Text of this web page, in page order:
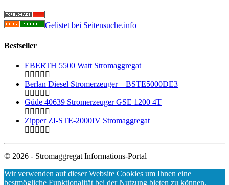
Gelistet bei Seitensuche.info
Bestseller
EBERTH 5500 Watt Stromaggregat
Berlan Diesel Stromerzeuger – BSTE5000DE3
Güde 40639 Stromerzeuger GSE 1200 4T
Zipper ZI-STE-2000IV Stromaggregat
© 2026 - Stromaggregat Informations-Portal
Wir verwenden auf dieser Website Cookies um Ihnen eine
bestmögliche Funktionalität bei der Nutzung bieten zu können.